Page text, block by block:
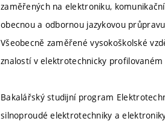
zaměřených na elektroniku,
obecnou a odbornou jazykovou
Všeobecně zaměřené vysokoškolské
znalostí v elektrotechnicky
Bakalářský studijní program
silnoproudé elektrotechniky a